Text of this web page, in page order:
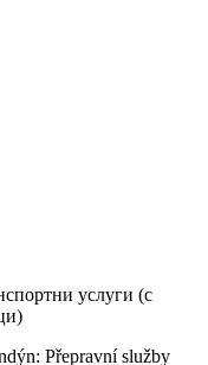
услуги (с
Přepravní služby